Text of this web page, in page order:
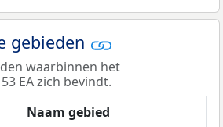
gebieden
waarbinnen het
EA zich bevindt.
Naam gebied